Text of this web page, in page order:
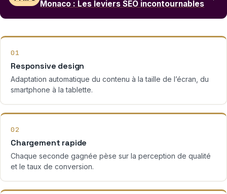
Monaco : Les leviers SEO incontournables
01
Responsive design
Adaptation automatique du contenu à la taille de l’écran, du
smartphone à la tablette.
02
Chargement rapide
Chaque seconde gagnée pèse sur la perception de qualité
et le taux de conversion.